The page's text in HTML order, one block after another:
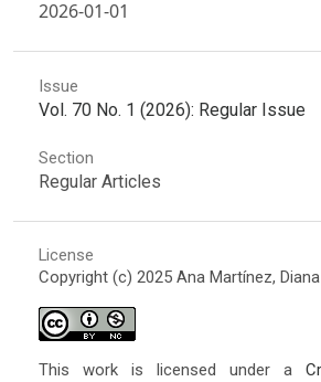
2026-01-01
Issue
Vol. 70 No. 1 (2026): Regular Issue
Section
Regular Articles
License
Copyright (c) 2025 Ana Martínez,
This work is licensed under a